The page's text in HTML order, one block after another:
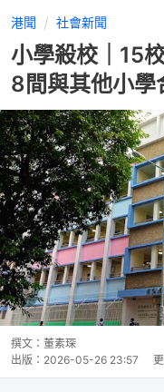
港聞 社會新聞
小學殺校｜15
8間與其他小
撰文： 董素琛
出版： 2026-05-26 23:57